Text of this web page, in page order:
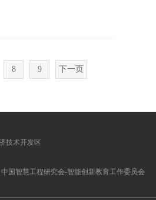
8 9 下一页
技术开发区
中国智慧工程研究会-智能创新教育工作委员会